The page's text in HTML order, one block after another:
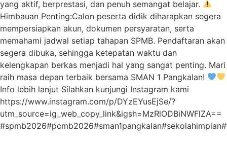
yang aktif, berprestasi, dan penuh semangat belajar.
Himbauan Penting:Calon peserta didik diharapkan segera
mempersiapkan akun, dokumen persyaratan, serta
memahami jadwal setiap tahapan SPMB. Pendaftaran akan
segera dibuka, sehingga ketepatan waktu dan
kelengkapan berkas menjadi hal yang sangat penting. Mari
raih masa depan terbaik bersama SMAN 1 Pangkalan!
Info lebih lanjut Silahkan kunjungi Instagram kami
https://www.instagram.com/p/DYzEYusEjSe/?
utm_source=ig_web_copy_link&igsh=MzRlODBiNWFlZA==